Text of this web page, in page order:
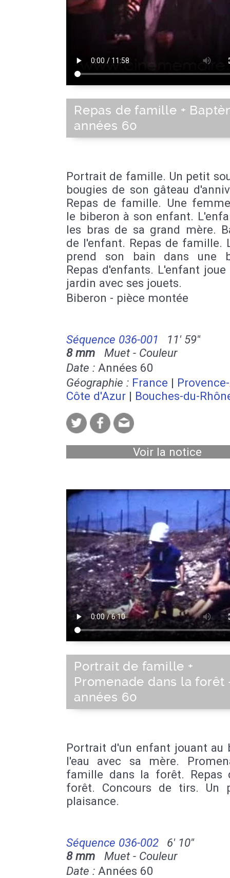
Repas de famille +
années 60
Portrait de famille. Un petit
bougies de son gâteau
Repas de famille. Une
le biberon à son enfant.
les bras de sa grand mère.
de l'enfant. Repas de famille.
prend son bain dans une
Repas d'enfants. L'enfant
jardin avec ses jouets.
Biberon - pièce montée
Séquence 036-001
11' 59''
8 mm Muet - Couleur
Date : Années 60
Géographie : France |
Côte d'Azur | Bouches-du-
Voir la notice
Portrait de famille +
Promenade dans la forêt
années 60
Portrait d'un enfant jouant au
l'eau avec sa mère.
famille dans la forêt. Repas
forêt. Concours de tirs. Un
plaisance.
Séquence 036-002
6' 10''
8 mm Muet - Couleur
Date : Années 60